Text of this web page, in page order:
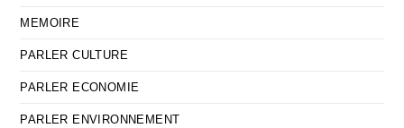
MEMOIRE
PARLER CULTURE
PARLER ECONOMIE
PARLER ENVIRONNEMENT